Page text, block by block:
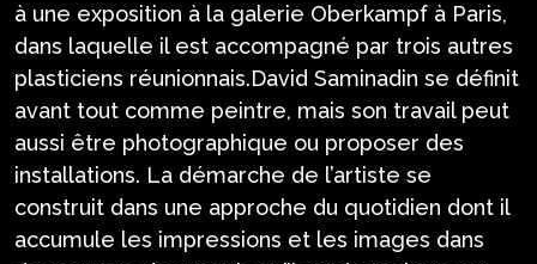
à une exposition à la galerie Oberkampf à Paris,
dans laquelle il est accompagné par trois autres
plasticiens réunionnais.David Saminadin se définit
avant tout comme peintre, mais son travail peut
aussi être photographique ou proposer des
installations. La démarche de l’artiste se
construit dans une approche du quotidien dont il
accumule les impressions et les images dans